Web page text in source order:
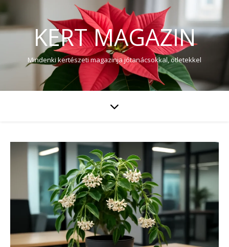
KERT MAGAZIN
Mindenki kertészeti magazinja jótanácsokkal, ötletekkel